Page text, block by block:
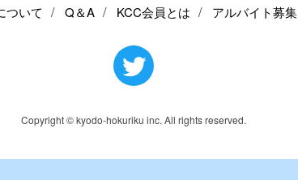
ついて Q＆A KCC会員とは アルバイト募集
Copyright © kyodo-hokuriku inc. All rights reserved.